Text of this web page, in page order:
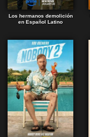
Los hermanos demolición
en Español Latino